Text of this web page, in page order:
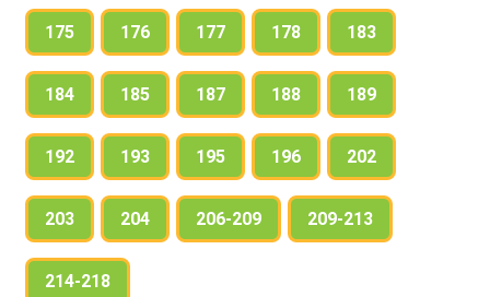
175 176 177 178 183
184 185 187 188 189
192 193 195 196 202
203 204 206-209 209-213
214-218